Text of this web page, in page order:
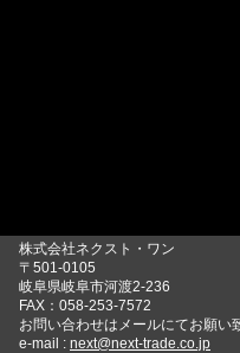
株式会社ネクスト・ワン
〒501-0105
岐阜県岐阜市河渡2-236
FAX：058-253-7572
お問い合わせはメールにてお願い
e-mail : next@next-trade.co.jp